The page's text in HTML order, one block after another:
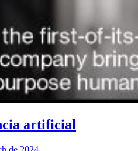
artificial